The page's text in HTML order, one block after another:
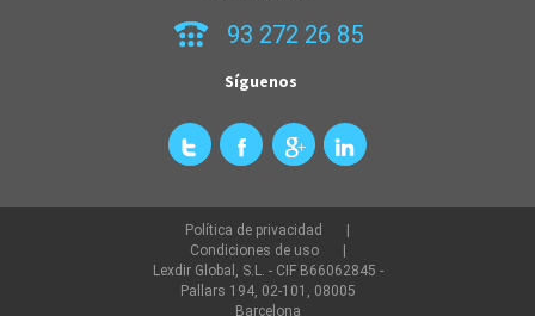
93 272 26 85
Síguenos
Política de privacidad
Condiciones de uso
Lexdir Global, S.L. - CIF B66062845 -
Pallars 194, 02-101, 08005
Barcelona